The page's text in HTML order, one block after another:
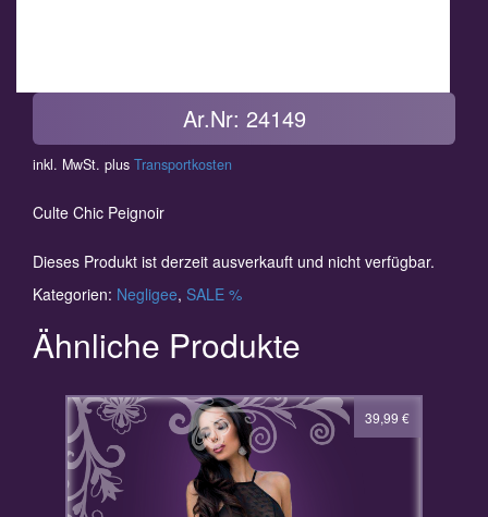
Ar.Nr: 24149
inkl. MwSt. plus Transportkosten
Culte Chic Peignoir
Dieses Produkt ist derzeit ausverkauft und nicht verfügbar.
Kategorien: Negligee, SALE %
Ähnliche Produkte
39,99 €